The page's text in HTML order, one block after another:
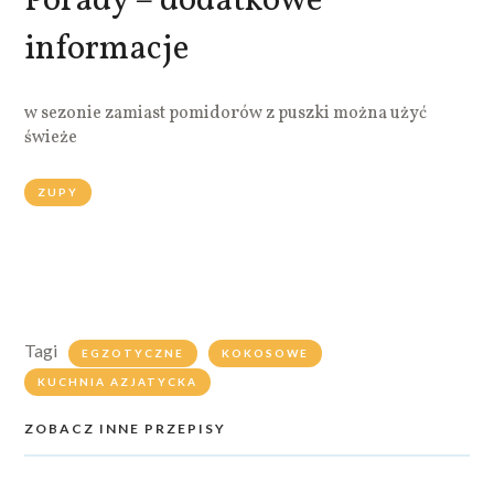
informacje
w sezonie zamiast pomidorów z puszki można użyć
świeże
ZUPY
Tagi EGZOTYCZNE KOKOSOWE
KUCHNIA AZJATYCKA
ZOBACZ INNE PRZEPISY